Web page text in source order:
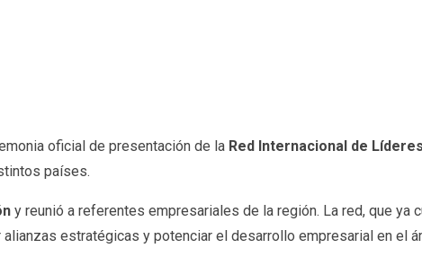
oficial de presentación de la Red Internacional de
países.
y reunió a referentes empresariales de la región. La red, que ya
estratégicas y potenciar el desarrollo empresarial en el